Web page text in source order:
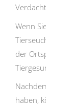
Verdacht auf eine
Wenn Sie den
Tierseuchen
der
Nachdem Sie
haben, können